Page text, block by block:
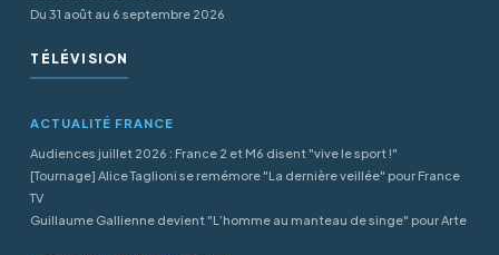
Du 31 août au 6 septembre 2026
TÉLÉVISION
ACTUALITÉ FRANCE
Audiences juillet 2026 : France 2 et M6 disent "vive le sport !"
[Tournage] Alice Taglioni se remémore "La dernière veillée" pour France
TV
Guillaume Gallienne devient "L’homme au manteau de singe" pour Arte